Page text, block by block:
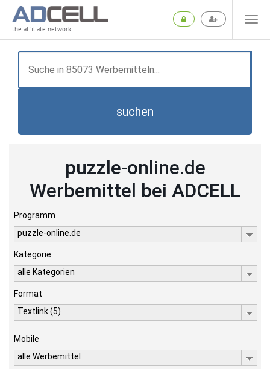
the affiliate network
suchen
puzzle-online.de
Werbemittel bei ADCELL
Programm
puzzle-online.de
Kategorie
alle Kategorien
Format
Textlink (5)
Mobile
alle Werbemittel